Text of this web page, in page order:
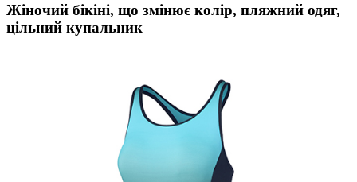
Жіночий бікіні, що змінює колір, пляжний одяг,
цільний купальник